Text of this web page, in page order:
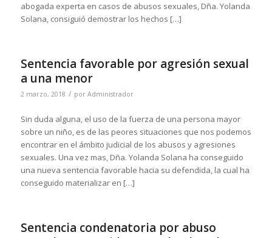
abogada experta en casos de abusos sexuales, Dña. Yolanda
Solana, consiguió demostrar los hechos […]
Sentencia favorable por agresión sexual
a una menor
2 marzo, 2018 / por Administrador
Sin duda alguna, el uso de la fuerza de una persona mayor
sobre un niño, es de las peores situaciones que nos podemos
encontrar en el ámbito judicial de los abusos y agresiones
sexuales. Una vez mas, Dña. Yolanda Solana ha conseguido
una nueva sentencia favorable hacia su defendida, la cual ha
conseguido materializar en […]
Sentencia condenatoria por abuso